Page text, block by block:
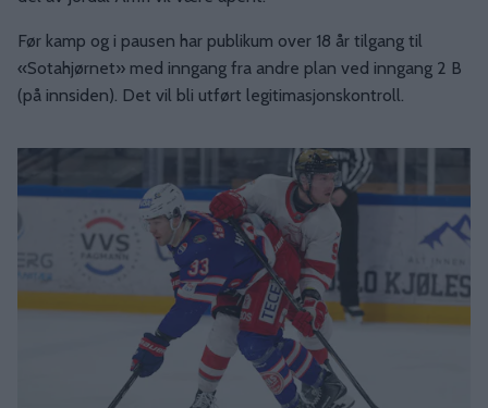
Før kamp og i pausen har publikum over 18 år tilgang til
«Sotahjørnet» med inngang fra andre plan ved inngang 2 B
(på innsiden). Det vil bli utført legitimasjonskontroll.